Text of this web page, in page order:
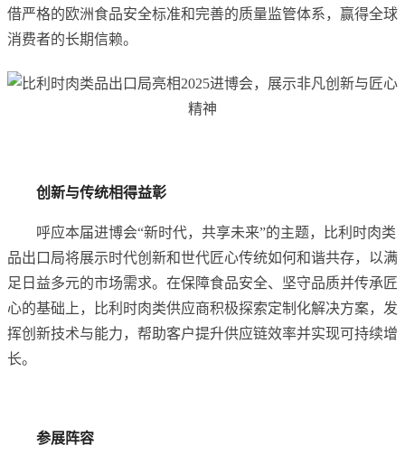
借严格的欧洲食品安全标准和完善的质量监管体系，赢得全球
消费者的长期信赖。
创新与传统相得益彰
呼应本届进博会“新时代，共享未来”的主题，比利时肉类
品出口局将展示时代创新和世代匠心传统如何和谐共存，以满
足日益多元的市场需求。在保障食品安全、坚守品质并传承匠
心的基础上，比利时肉类供应商积极探索定制化解决方案，发
挥创新技术与能力，帮助客户提升供应链效率并实现可持续增
长。
参展阵容